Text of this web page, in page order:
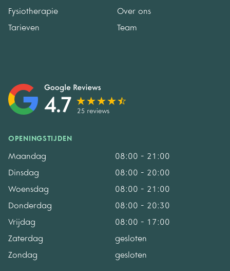
Fysiotherapie Over ons
Tarieven Team
OPENINGSTIJDEN
Maandag 08:00 - 21:00
Dinsdag 08:00 - 20:00
Woensdag 08:00 - 21:00
Donderdag 08:00 - 20:30
Vrijdag 08:00 - 17:00
Zaterdag gesloten
Zondag gesloten